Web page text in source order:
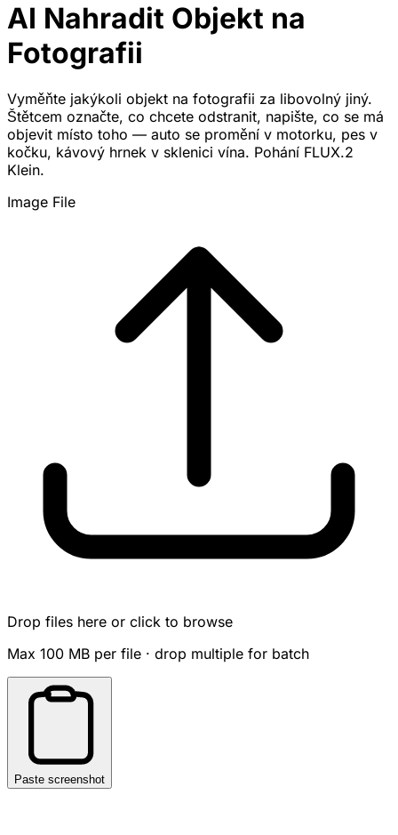
AI Nahradit Objekt na
Fotografii
Vyměňte jakýkoli objekt na fotografii za libovolný jiný.
Štětcem označte, co chcete odstranit, napište, co se má
objevit místo toho — auto se promění v motorku, pes v
kočku, kávový hrnek v sklenici vína. Pohání FLUX.2
Klein.
Image File
Drop files here or click to browse
Max 100 MB per file · drop multiple for batch
Paste screenshot